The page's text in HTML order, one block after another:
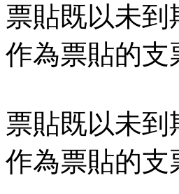
票貼既以未
作為票貼的支
票貼既以未
作為票貼的支